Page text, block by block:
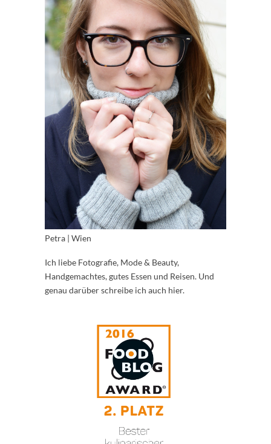
Petra | Wien
Ich liebe Fotografie, Mode & Beauty,
Handgemachtes, gutes Essen und Reisen. Und
genau darüber schreibe ich auch hier.